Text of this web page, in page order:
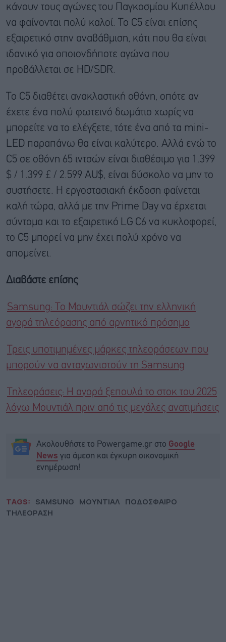
κάνουν τους αγώνες του Παγκοσμίου Κυπέλλου
να φαίνονται πολύ καλοί. Το C5 είναι επίσης
εξαιρετικό στην αναβάθμιση, κάτι που θα είναι
ιδανικό για οποιονδήποτε αγώνα που
προβάλλεται σε HD/SDR.
Το C5 διαθέτει ανακλαστική οθόνη, οπότε αν
έχετε ένα πολύ φωτεινό δωμάτιο χωρίς να
μπορείτε να το ελέγξετε, τότε ένα από τα mini-
LED παραπάνω θα είναι καλύτερο. Αλλά ενώ το
C5 σε οθόνη 65 ιντσών είναι διαθέσιμο για 1.399
$ / 1.399 £ / 2.599 AU$, είναι δύσκολο να μην το
συστήσετε. Η εργοστασιακή έκδοση φαίνεται
καλή τώρα, αλλά με την Prime Day να έρχεται
σύντομα και το εξαιρετικό
LG C6 να κυκλοφορεί,
το C5 μπορεί να μην έχει πολύ χρόνο να
απομείνει.
Διαβάστε επίσης
Samsung: Το Μουντιάλ σώζει την ελληνική
αγορά τηλεόρασης από αρνητικό πρόσημο
Τρεις υποτιμημένες μάρκες τηλεοράσεων που
μπορούν να ανταγωνιστούν τη Samsung
Τηλεοράσεις: Η αγορά ξεπουλά το στοκ του 2025
λόγω Μουντιάλ πριν από τις μεγάλες ανατιμήσεις
Ακολουθήστε το Powergame.gr στο Google
News για άμεση και έγκυρη οικονομική
ενημέρωση!
TAGS: SAMSUNG ΜΟΥΝΤΙΑΛ ΠΟΔΟΣΦΑΙΡΟ
ΤΗΛΕΟΡΑΣΗ